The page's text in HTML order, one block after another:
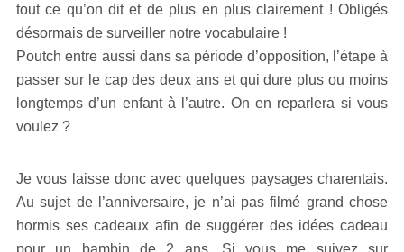
tout ce qu’on dit et de plus en plus clairement ! Obligés
désormais de surveiller notre vocabulaire !
Poutch entre aussi dans sa période d’opposition, l’étape à
passer sur le cap des deux ans et qui dure plus ou moins
longtemps d’un enfant à l’autre. On en reparlera si vous
voulez ?
Je vous laisse donc avec quelques paysages charentais.
Au sujet de l’anniversaire, je n’ai pas filmé grand chose
hormis ses cadeaux afin de suggérer des idées cadeau
pour un bambin de 2 ans. Si vous me suivez sur